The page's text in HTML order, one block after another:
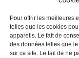
Pour offrir les meilleures
telles que les cookies
appareils. Le fait de
des données telles que
sur ce site. Le fait de ne